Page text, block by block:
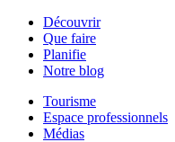
Découvrir
Que faire
Planifie
Notre blog
Tourisme
Espace professionnels
Médias